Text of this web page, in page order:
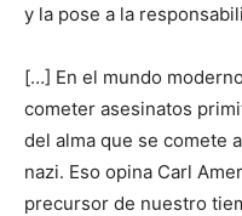
y la pose a la
[…] En el mundo
cometer asesinatos
del alma que se comete
nazi. Eso opina Carl
precursor de nuestro